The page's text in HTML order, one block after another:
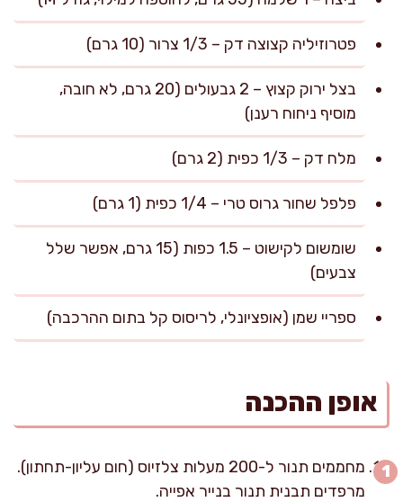
פטרוזיליה קצוצה דק – 1/3 צרור (10 גרם)
בצל ירוק קצוץ – 2 גבעולים (20 גרם, לא חובה,
מוסיף ניחוח רענן)
מלח דק – 1/3 כפית (2 גרם)
פלפל שחור גרוס טרי – 1/4 כפית (1 גרם)
שומשום לקישוט – 1.5 כפות (15 גרם, אפשר שלל
צבעים)
ספריי שמן (אופציונלי, לריסוס קל בתום ההרכבה)
אופן ההכנה
מחממים תנור ל-200 מעלות צלזיוס (חום עליון-תחתון).
מרפדים תבנית תנור בנייר אפייה.